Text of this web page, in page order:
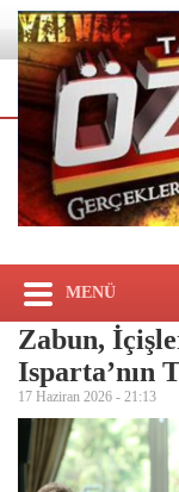
MENÜ
Zabun,
Isparta’nın
17 Haziran 2026 - 21:13